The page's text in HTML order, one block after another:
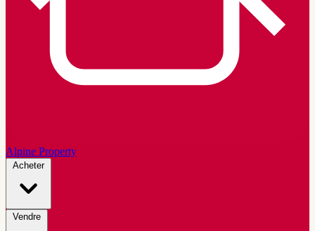
Alpine Property
Acheter
Vendre